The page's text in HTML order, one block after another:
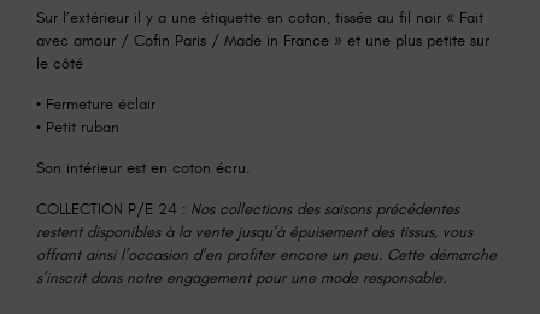
Sur l’extérieur il y a une étiquette en coton, tissée au fil noir « Fait
avec amour / Cofin Paris / Made in France » et une plus petite sur
le côté
• Fermeture éclair
• Petit ruban
Son intérieur est en coton écru.
COLLECTION P/E 24 : Nos collections des saisons précédentes
restent disponibles à la vente jusqu’à épuisement des tissus, vous
offrant ainsi l’occasion d’en profiter encore un peu. Cette démarche
s’inscrit dans notre engagement pour une mode responsable.